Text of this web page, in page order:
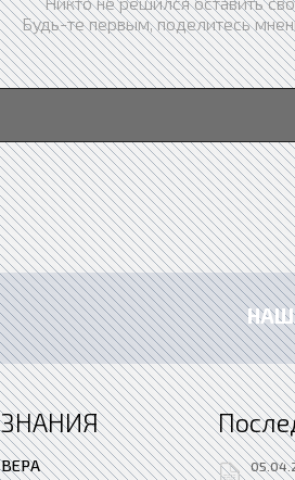
Будь-те первым, поделитесь
ЗНАНИЯ
ВЕРА